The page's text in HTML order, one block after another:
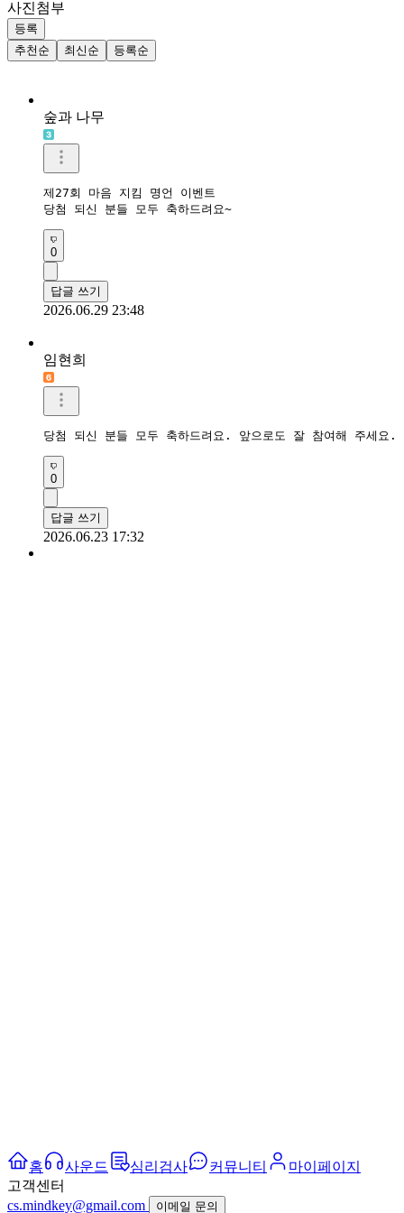
사진첨부
등록
추천순
최신순 등록순
숲과 나무
제27회 마음 지킴 명언 이벤트
당첨 되신 분들 모두 축하드려요~
0
답글 쓰기
2026.06.29 23:48
임현희
당첨 되신 분들 모두 축하드려요. 앞으로도 잘 참여해 주세요.
0
답글 쓰기
2026.06.23 17:32
홈 사운드 심리검사 커뮤니티
마이페이지
고객센터
cs.mindkey@gmail.com
이메일 문의